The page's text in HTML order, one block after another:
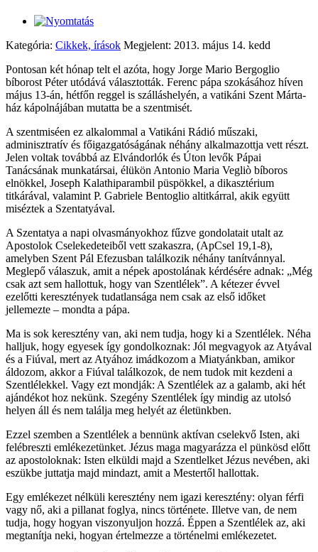
Kategória: Cikkek, írások Megjelent: 2013. május 14. kedd
Pontosan két hónap telt el azóta, hogy Jorge Mario Bergoglio
bíborost Péter utódává választották. Ferenc pápa szokásához híven
május 13-án, hétfőn reggel is szálláshelyén, a vatikáni Szent Márta-
ház kápolnájában mutatta be a szentmisét.
A szentmiséen ez alkalommal a Vatikáni Rádió műszaki,
adminisztratív és főigazgatóságának néhány alkalmazottja vett részt.
Jelen voltak továbbá az Elvándorlók és Úton levők Pápai
Tanácsának munkatársai, élükön Antonio Maria Vegliò bíboros
elnökkel, Joseph Kalathiparambil püspökkel, a dikasztérium
titkárával, valamint P. Gabriele Bentoglio altitkárral, akik együtt
miséztek a Szentatyával.
A Szentatya a napi olvasmányokhoz fűzve gondolatait utalt az
Apostolok Cselekedeteiből vett szakaszra, (ApCsel 19,1-8),
amelyben Szent Pál Efezusban találkozik néhány tanítvánnyal.
Meglepő válaszuk, amit a népek apostolának kérdésére adnak: „Még
csak azt sem hallottuk, hogy van Szentlélek”. A kétezer évvel
ezelőtti keresztények tudatlansága nem csak az első időket
jellemezte – mondta a pápa.
Ma is sok keresztény van, aki nem tudja, hogy ki a Szentlélek. Néha
halljuk, hogy egyesek így gondolkoznak: Jól megvagyok az Atyával
és a Fiúval, mert az Atyához imádkozom a Miatyánkban, amikor
áldozom, akkor a Fiúval találkozok, de nem tudok mit kezdeni a
Szentlélekkel. Vagy ezt mondják: A Szentlélek az a galamb, aki hét
ajándékot hoz nekünk. Szegény Szentlélek így mindig az utolsó
helyen áll és nem találja meg helyét az életünkben.
Ezzel szemben a Szentlélek a bennünk aktívan cselekvő Isten, aki
felébreszti emlékezetünket. Jézus maga magyarázza el pünkösd előtt
az apostoloknak: Isten elküldi majd a Szentlelket Jézus nevében, aki
eszükbe juttatja majd mindazt, amit a Mestertől hallottak.
Egy emlékezet nélküli keresztény nem igazi keresztény: olyan férfi
vagy nő, aki a pillanat foglya, nincs története. Illetve van, de nem
tudja, hogy hogyan viszonyuljon hozzá. Éppen a Szentlélek az, aki
megtanítja neki, hogyan értelmezze a történelmi emlékezetet.